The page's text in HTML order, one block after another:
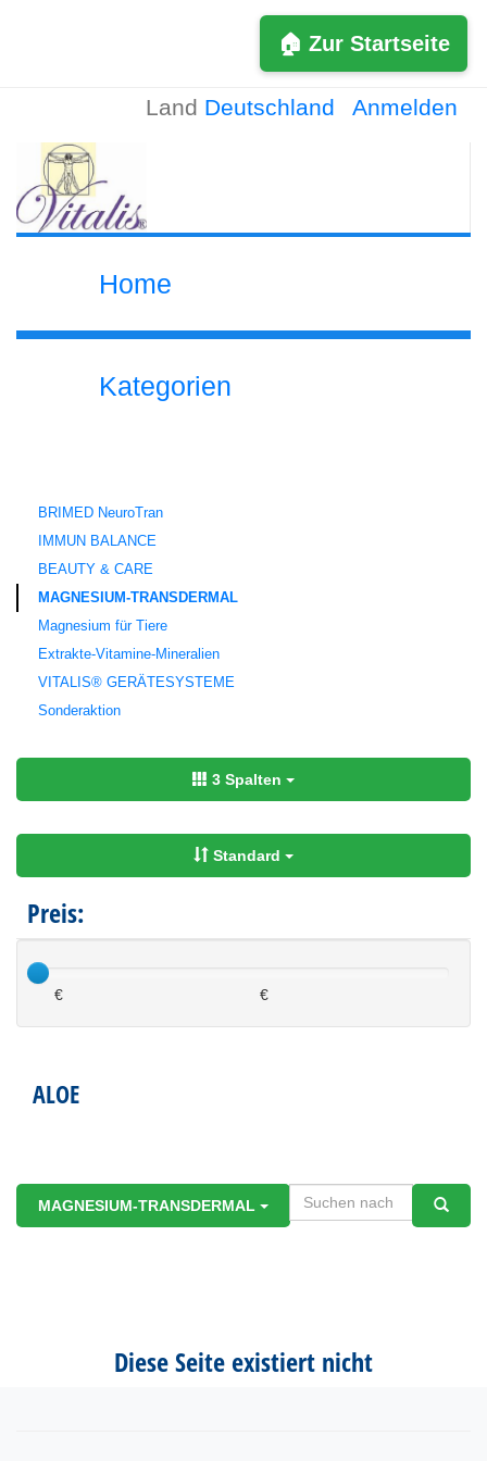
🏠 Zur Startseite
Land Deutschland Anmelden
Home
Kategorien
BRIMED NeuroTran
IMMUN BALANCE
BEAUTY & CARE
MAGNESIUM-TRANSDERMAL
Magnesium für Tiere
Extrakte-Vitamine-Mineralien
VITALIS® GERÄTESYSTEME
Sonderaktion
3 Spalten
Standard
Preis:
€ €
ALOE
MAGNESIUM-TRANSDERMAL
Diese Seite existiert nicht